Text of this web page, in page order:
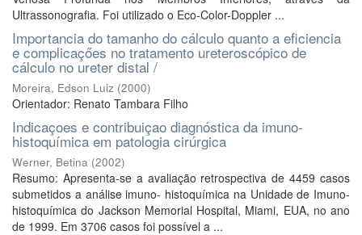
Ultrassonografia. Foi utilizado o Eco-Color-Doppler ...
Importancia do tamanho do cálculo quanto a eficiencia
e complicaçőes no tratamento ureteroscópico de
cálculo no ureter distal /
Moreira, Edson Luiz (2000)
Orientador: Renato Tambara Filho
Indicaçoes e contribuiçao diagnóstica da imuno-
histoquímica em patologia cirúrgica
Werner, Betina (2002)
Resumo: Apresenta-se a avaliação retrospectiva de 4459 casos
submetidos a análise imuno- histoquímica na Unidade de Imuno-
histoquímica do Jackson Memorial Hospital, Miami, EUA, no ano
de 1999. Em 3706 casos foi possível a ...